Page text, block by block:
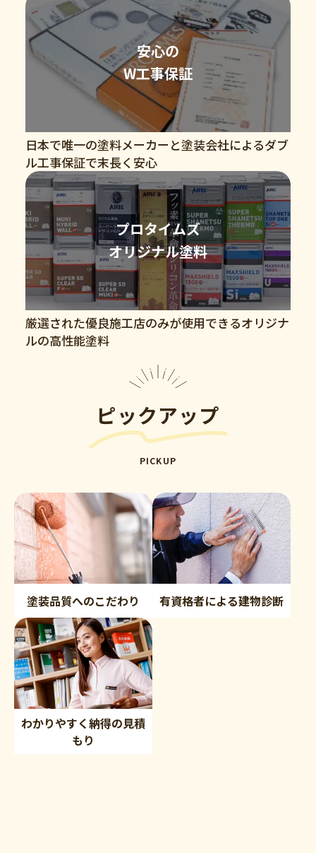
安心の
W工事保証
日本で唯一の塗料メーカーと塗装会社によるダブ
ル工事保証で末長く安心
プロタイムズ
オリジナル塗料
厳選された優良施工店のみが使用できるオリジナ
ルの高性能塗料
ピックアップ
PICKUP
塗装品質へのこだわり 有資格者による建物診断
わかりやすく納得の見積
もり